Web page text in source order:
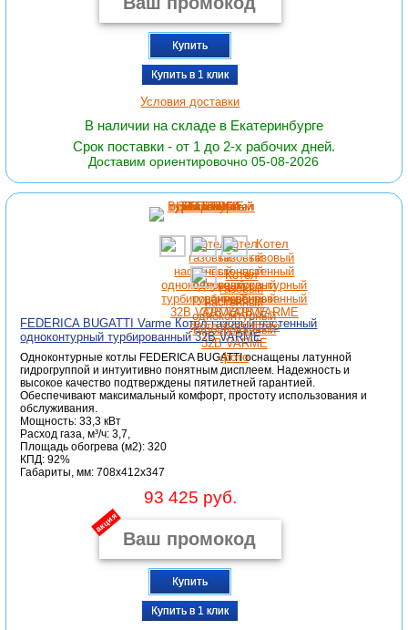
Купить
Купить в 1 клик
Условия доставки
В наличии на складе в Екатеринбурге
Срок поставки - от 1 до 2-х рабочих дней.
Доставим ориентировочно 05-08-2026
FEDERICA BUGATTI Varme Котел газовый настенный
одноконтурный турбированный 32B VARME
Одноконтурные котлы FEDERICA BUGATTI оснащены латунной
гидрогруппой и интуитивно понятным дисплеем. Надежность и
высокое качество подтверждены пятилетней гарантией.
Обеспечивают максимальный комфорт, простоту использования и
обслуживания.
Мощность: 33,3 кВт
Расход газа, м³/ч: 3,7,
Площадь обогрева (м2): 320
КПД: 92%
Габариты, мм: 708x412x347
93 425 руб.
акция
Купить
Купить в 1 клик